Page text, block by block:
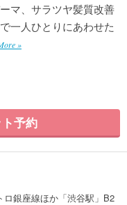
マ、サラツヤ髪質改善
一人ひとりにあわせた
»
予約
ロ銀座線ほか「渋谷駅」B2